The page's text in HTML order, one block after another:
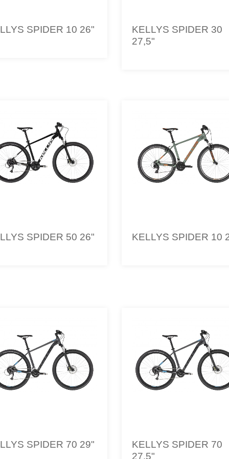
SPIDER 10 26"
KELLYS SPIDER 30
27,5"
SPIDER 50 26" KELLYS SPIDER 10
SPIDER 70 29"
KELLYS SPIDER 70
27.5"